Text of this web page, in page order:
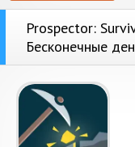
Prospector:
Бесконечные